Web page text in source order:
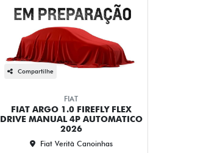
Compartilhe
FIAT
FIAT ARGO 1.0 FIREFLY FLEX
DRIVE MANUAL 4P AUTOMATICO
2026
Fiat Verità Canoinhas